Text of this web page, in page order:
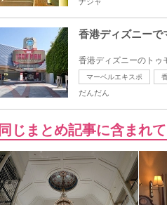
香港ディズニーで
香港ディズニーのトゥ
マーベルエキスポ
だんだん
同じまとめ記事に含まれ